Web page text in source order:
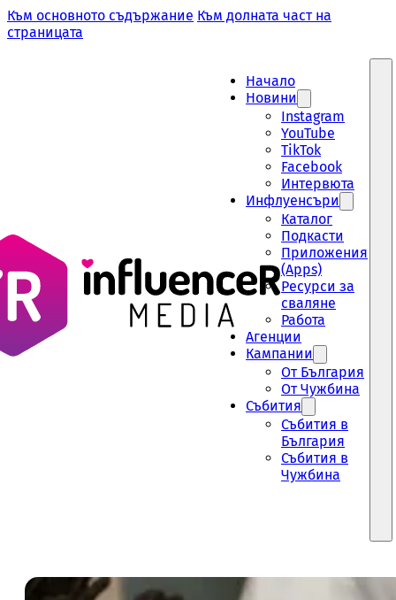
Към основното съдържание Към долната част на
страницата
Начало
Новини
Instagram
YouTube
TikTok
Facebook
Интервюта
Инфлуенсъри
Каталог
Подкасти
Приложения
(Apps)
Ресурси за
сваляне
Работа
Aгенции
Кампании
От България
От Чужбина
Събития
Събития в
България
Събития в
Чужбина